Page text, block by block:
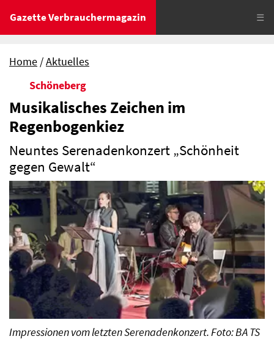
Gazette Verbrauchermagazin ☰
Home
Aktuelles
Schöneberg
Musikalisches Zeichen im
Regenbogenkiez
Neuntes Serenadenkonzert „Schönheit
gegen Gewalt“
Impressionen vom letzten Serenadenkonzert. Foto: BA TS